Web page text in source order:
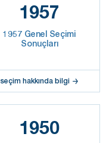
1957
1957 Genel Seçimi
Sonuçları
seçim hakkında bilgi
1950